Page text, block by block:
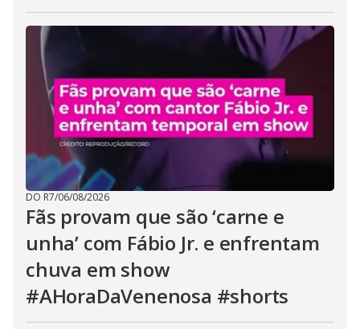
DO R7/06/08/2026
Fãs provam que são ‘carne e
unha’ com Fábio Jr. e enfrentam
chuva em show
#AHoraDaVenenosa #shorts